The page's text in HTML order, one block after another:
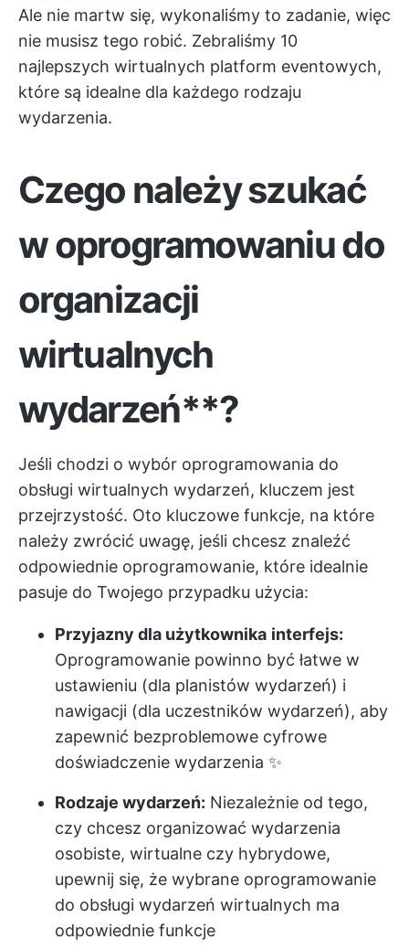
Ale nie martw się, wykonaliśmy to zadanie, więc
nie musisz tego robić. Zebraliśmy 10
najlepszych wirtualnych platform eventowych,
które są idealne dla każdego rodzaju
wydarzenia.
Czego należy szukać
woprogramowaniu do
organizacji
wirtualnych
wydarzeń**?
Jeśli chodzi o wybór oprogramowania do
obsługi wirtualnych wydarzeń, kluczem jest
przejrzystość. Oto kluczowe funkcje, na które
należy zwrócić uwagę, jeśli chcesz znaleźć
odpowiednie oprogramowanie, które idealnie
pasuje do Twojego przypadku użycia:
Przyjazny dla użytkownika interfejs:
Oprogramowanie powinno być łatwe w
ustawieniu (dla planistów wydarzeń) i
nawigacji (dla uczestników wydarzeń), aby
zapewnić bezproblemowe cyfrowe
doświadczenie wydarzenia ✨
Rodzaje wydarzeń: Niezależnie od tego,
czy chcesz organizować wydarzenia
osobiste, wirtualne czy hybrydowe,
upewnij się, że wybrane oprogramowanie
do obsługi wydarzeń wirtualnych ma
odpowiednie funkcje